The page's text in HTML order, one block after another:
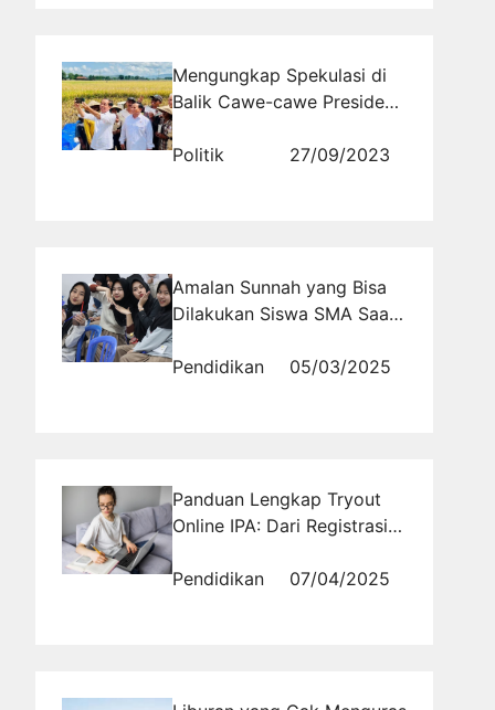
Mengungkap Spekulasi di
Balik Cawe-cawe Presiden,
Tindakan Korupsi?
Politik 27/09/2023
Amalan Sunnah yang Bisa
Dilakukan Siswa SMA Saat
Pendidikan
05/03/2025
Panduan Lengkap Tryout
Online IPA: Dari Registrasi
Pendidikan
07/04/2025